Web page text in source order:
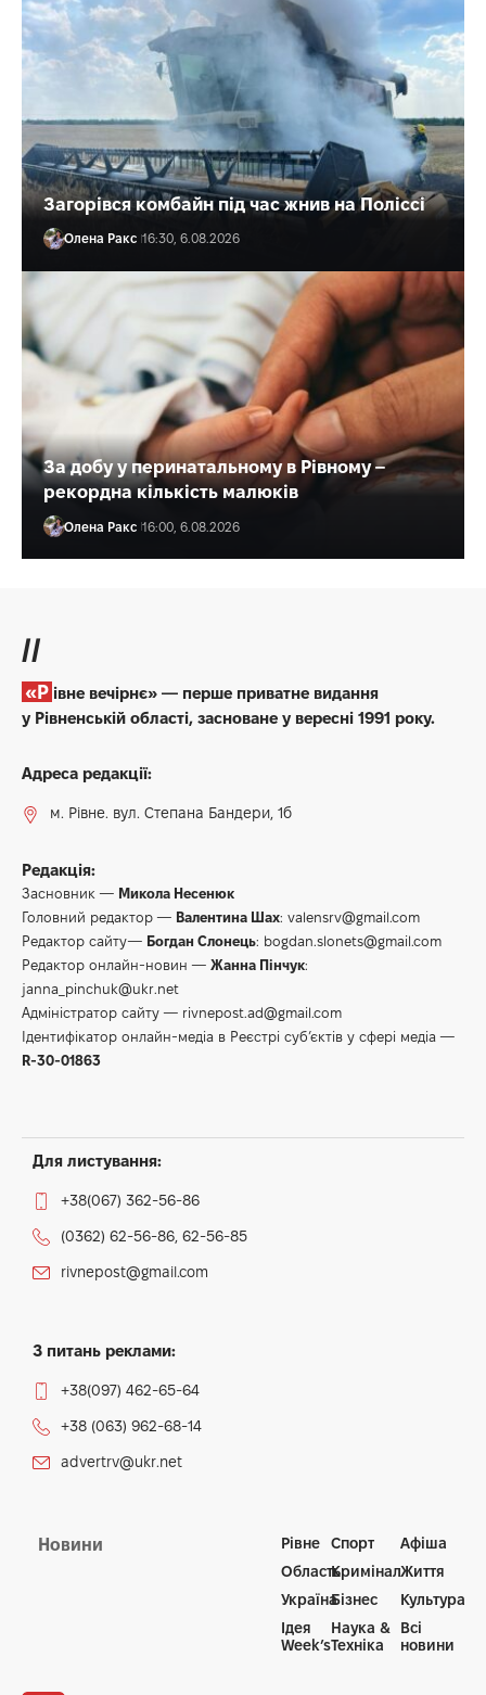
Загорівся комбайн під час жнив на Поліссі
Олена Ракс 16:30, 6.08.2026
За добу у перинатальному в Рівному –
рекордна кількість малюків
Олена Ракс 16:00, 6.08.2026
//
«Рівне вечірнє» — перше приватне видання
у Рівненській області, засноване у вересні 1991 року.
Адреса редакції:
м. Рівне. вул. Степана Бандери, 1б
Редакція:
Засновник — Микола Несенюк
Головний редактор — Валентина Шах: valensrv@gmail.com
Редактор сайту— Богдан Слонець: bogdan.slonets@gmail.com
Редактор онлайн-новин — Жанна Пінчук:
janna_pinchuk@ukr.net
Адміністратор сайту — rivnepost.ad@gmail.com
Ідентифікатор онлайн-медіа в Реєстрі суб’єктів у сфері медіа —
R-30-01863
Для листування:
+38(067) 362-56-86
(0362) 62-56-86, 62-56-85
rivnepost@gmail.com
З питань реклами:
+38(097) 462-65-64
+38 (063) 962-68-14
advertrv@ukr.net
Новини
Рівне
Область
Україна
Ідея
Week’s
Спорт
Кримінал
Бізнес
Наука &
Техніка
Афіша
Життя
Культура
Всі
новини